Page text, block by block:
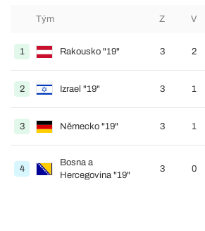
Tým Z V
1 Rakousko "19" 3 2
2 Izrael "19" 3 1
3 Německo "19" 3 1
4
Bosna a
Hercegovina "19"
3 0